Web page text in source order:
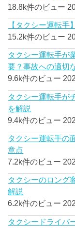
18.8k件のビュー
【タクシー運転
15.2k件のビュー
タクシー運転手が
要？事故への適切
9.6k件のビュー
タクシー運転手が
を解説
9.4k件のビュー
タクシー運転手の
意点
7.2k件のビュー
タクシーのロング
解説
6.2k件のビュー
タクシードライバ